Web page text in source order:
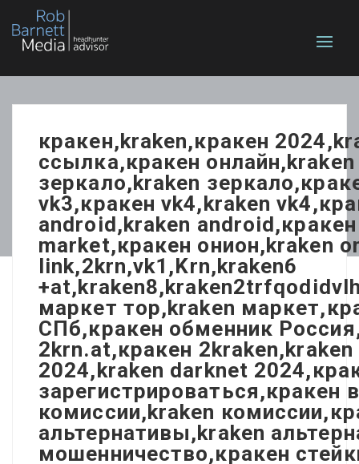
кракен,kraken,кракен
ссылка,кракен
зеркало,kraken
vk3,кракен vk4,kraken
android,kraken
market,кракен онион,kraken
link,2krn,vk1,Krn,kraken6
маркет тор,kraken
СПб,кракен обменник
2krn.at,кракен
2024,kraken darknet
комиссии,kraken
альтернативы,kraken
мошенничество,кракен